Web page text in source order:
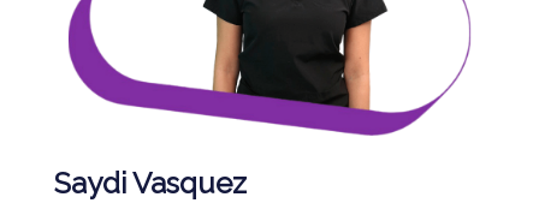
Saydi Vasquez